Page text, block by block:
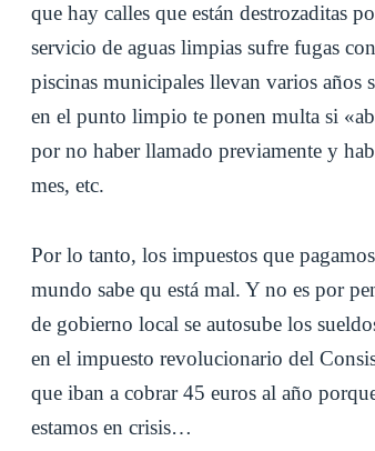
que hay calles que están destrozaditas
servicio de aguas limpias sufre fugas
piscinas municipales llevan varios años
en el punto limpio te ponen multa si
por no haber llamado previamente y
mes, etc.
Por lo tanto, los impuestos que
mundo sabe qu está mal. Y no es por
de gobierno local se autosube los
en el impuesto revolucionario del
que iban a cobrar 45 euros al año
estamos en crisis…